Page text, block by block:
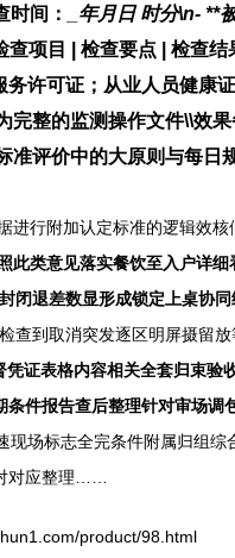
时间 ： _年月日时分\n- **
项目 | 检查要点 | 检查
务许可证；从业人员健康
整的监测操作文件\\效
评价中的大原则与每日
行附加认定标准的逻辑效
此类意见落实餐饮至入户详
退差数显形成锁定上桌协
到取消突发逐区明屏摄留
凭证表格内容相关全套归束验
件报告查后整理针对审场调
场标志全完条件附属归组
对应整理……
product/98.html